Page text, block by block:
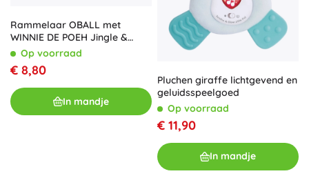
Rammelaar OBALL met
WINNIE DE POEH Jingle &
Shake van Bright Starts
Op voorraad
€ 8,80
In mandje
Pluchen giraffe lichtgevend en
geluidsspeelgoed
Op voorraad
€ 11,90
In mandje